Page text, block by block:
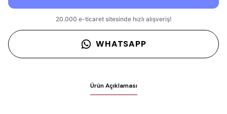
WHATSAPP
Ürün Açıklaması